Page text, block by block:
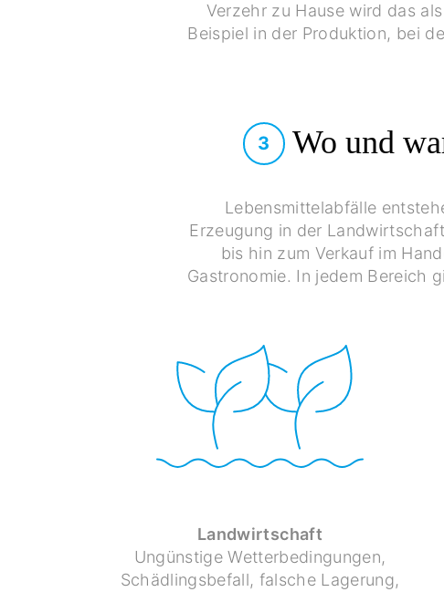
Verzehr zu Hause wird das als
Beispiel in der Produktion, bei
3 Wo und
Lebensmittelabfälle
Erzeugung in der
bis hin zum Verkauf im
Gastronomie. In jedem Bereich
Landwirtschaft
Ungünstige Wetterbedingungen,
Schädlingsbefall, falsche Lagerung,